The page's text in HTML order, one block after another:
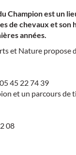
Champion est un
de chevaux et son
années.
et Nature propose
45 22 74 39
et un parcours de
08